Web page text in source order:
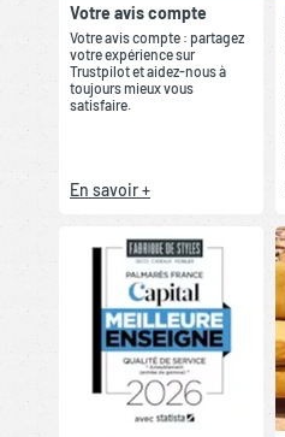
Votre avis compte
Votre avis compte : partagez
votre expérience sur
Trustpilot et aidez-nous à
toujours mieux vous
satisfaire.
En savoir +